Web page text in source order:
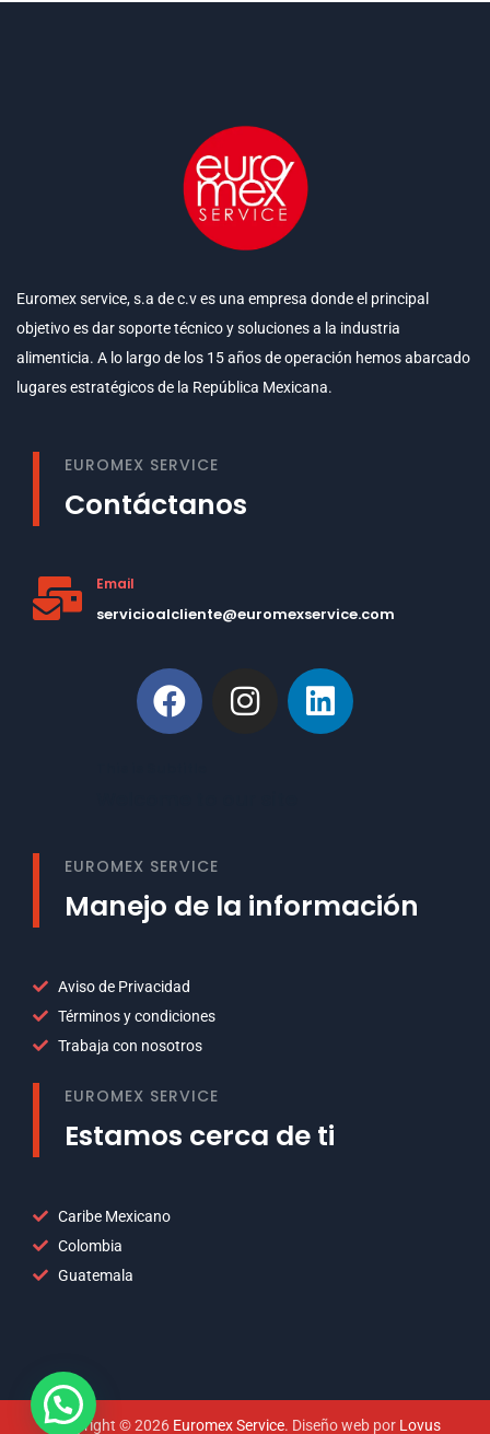
Euromex service, s.a de c.v es una empresa donde el principal
objetivo es dar soporte técnico y soluciones a la industria
alimenticia. A lo largo de los 15 años de operación hemos abarcado
lugares estratégicos de la República Mexicana.
EUROMEX SERVICE
Contáctanos
Email
servicioalcliente@euromexservice.com
EUROMEX SERVICE
Manejo de la información
Aviso de Privacidad
Términos y condiciones
Trabaja con nosotros
EUROMEX SERVICE
Estamos cerca de ti
Caribe Mexicano
Colombia
Guatemala
Copyright © 2026 Euromex Service. Diseño web por Lovus